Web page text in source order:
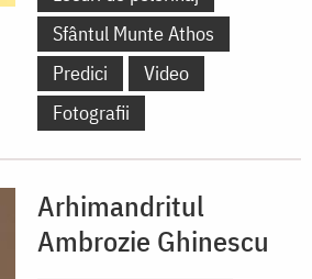
Sfântul Munte Athos
Predici
Video
Fotografii
Arhimandritul
Ambrozie Ghinescu